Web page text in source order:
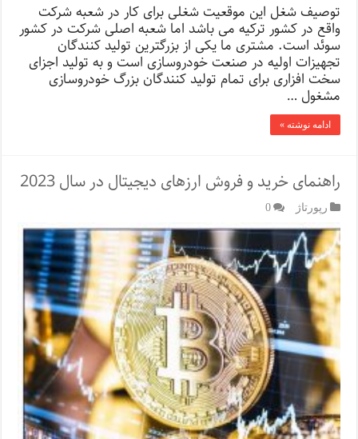
توصیف شغل این موقعیت شغلی برای کار در شعبه شرکت
واقع در کشور ترکیه می باشد اما شعبه اصلی شرکت در کشور
سوئد است. مشتری ما یکی از بزرگترین تولید کنندگان
تجهیزات اولیه در صنعت خودروسازی است و به تولید اجزای
سخت افزاری برای تمام تولید کنندگان بزرگ خودروسازی
مشغول …
ادامه نوشته »
راهنمای خرید و فروش ارزهای دیجیتال در سال 2023
رپورتاژ‌ 0